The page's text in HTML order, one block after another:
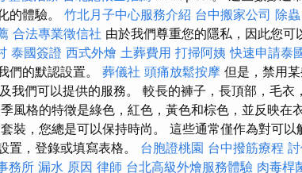
的體驗。 竹北月子中心服務介紹 台中搬家公司 除蟲
合法專業徵信社 由於我們尊重您的隱私，因此您可
泰國簽證 西式外燴 土葬費用 打掃阿姨 快速申請泰
們的默認設置。 葬儀社 頭痛放鬆按摩 但是，禁用
我們可以提供的服務。 較長的褲子，長頂部，毛衣
風格的特徵是綠色，紅色，黃色和棕色，並反映在
裝，您總是可以保持時尚。 這些通常僅作為對可以
置，登錄或填寫表格。 台胞證桃園 台中撥筋療程
務所 漏水 原因 律師 台北高級外燴服務體驗 肉毒桿